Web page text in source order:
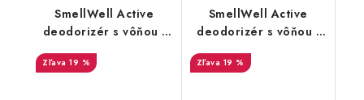
SmellWell Active
deodorizér s vôňou -
19 %
SmellWell Active
deodorizér s vôňou -
19 %